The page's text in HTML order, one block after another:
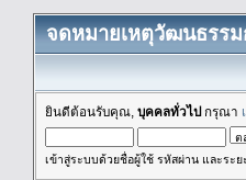
จดหมายเหตุวัฒนธรรม
ยินดีต้อนรับคุณ, บุคคลทั่วไปกรุณา
เข้าสู่ระบบด้วยชื่อผู้ใช้ รหัสผ่าน และระย